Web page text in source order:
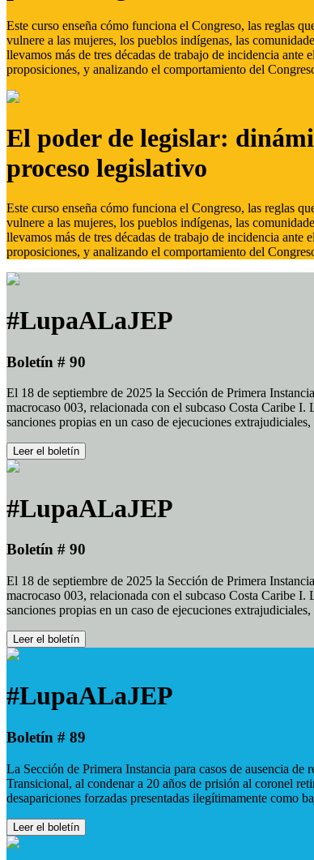
Este curso enseña cómo funciona el Congreso, las reglas
vulnere a las mujeres, los pueblos indígenas, las
llevamos más de tres décadas de trabajo de incidencia
proposiciones, y analizando el comportamiento del
El poder de legislar:
proceso legislativo
Este curso enseña cómo funciona el Congreso, las reglas
vulnere a las mujeres, los pueblos indígenas, las
llevamos más de tres décadas de trabajo de incidencia
proposiciones, y analizando el comportamiento del
#LupaALaJEP
Boletín # 90
El 18 de septiembre de 2025 la Sección de Primera
macrocaso 003, relacionada con el subcaso Costa Caribe
sanciones propias en un caso de ejecuciones
Leer el boletín
#LupaALaJEP
Boletín # 90
El 18 de septiembre de 2025 la Sección de Primera
macrocaso 003, relacionada con el subcaso Costa Caribe
sanciones propias en un caso de ejecuciones
Leer el boletín
#LupaALaJEP
Boletín # 89
La Sección de Primera Instancia para casos de ausencia
Transicional, al condenar a 20 años de prisión al coronel
desapariciones forzadas presentadas ilegítimamente como
Leer el boletín